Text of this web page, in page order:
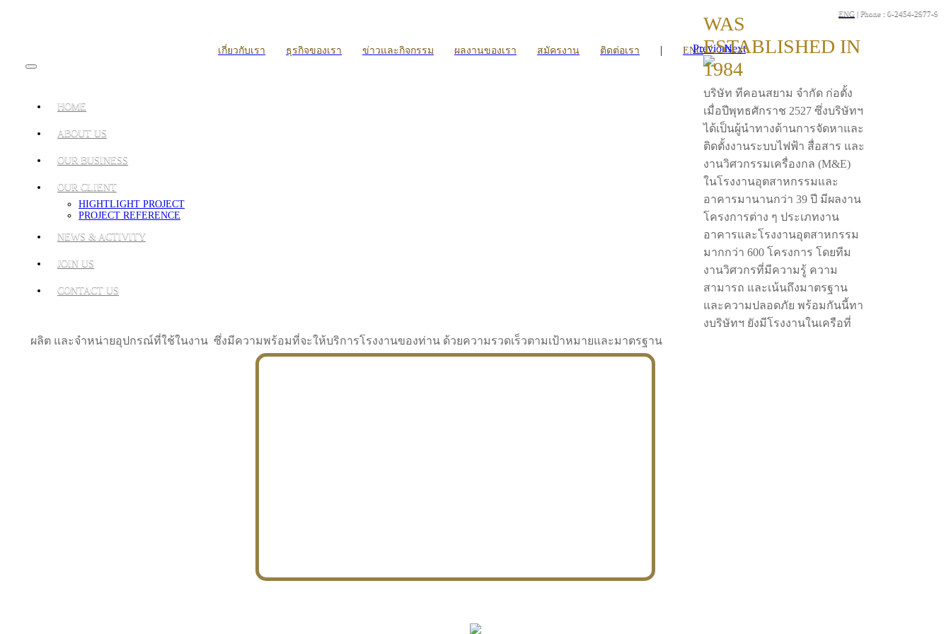
ENG | Phone : 0-2454-2977-9
เกี่ยวกับเรา ธุรกิจของเรา ข่าวและกิจกรรม ผลงานของเรา สมัครงาน ติดต่อเรา | ENG
HOME
ABOUT US
OUR BUSINESS
OUR CLIENT
HIGHTLIGHT PROJECT
PROJECT REFERENCE
NEWS & ACTIVITY
JOIN US
CONTACT US
PreviousNext
WAS
ESTABLISHED IN
1984
บริษัท ทีคอนสยาม จำกัด ก่อตั้ง
เมื่อปีพุทธศักราช 2527 ซึ่งบริษัทฯ
ได้เป็นผู้นำทางด้านการจัดหาและ
ติดตั้งงานระบบไฟฟ้า สื่อสาร และ
งานวิศวกรรมเครื่องกล (M&E)
ในโรงงานอุตสาหกรรมและ
อาคารมานานกว่า 39 ปี มีผลงาน
โครงการต่าง ๆ ประเภทงาน
อาคารและโรงงานอุตสาหกรรม
มากกว่า 600 โครงการ โดยทีม
งานวิศวกรที่มีความรู้ ความ
สามารถ และเน้นถึงมาตรฐาน
และความปลอดภัย พร้อมกันนี้ทา
งบริษัทฯ ยังมีโรงงานในเครือที่
ผลิต และจำหน่ายอุปกรณ์ที่ใช้ในงาน ซึ่งมีความพร้อมที่จะให้บริการโรงงานของท่าน ด้วยความรวดเร็วตามเป้าหมายและมาตรฐาน